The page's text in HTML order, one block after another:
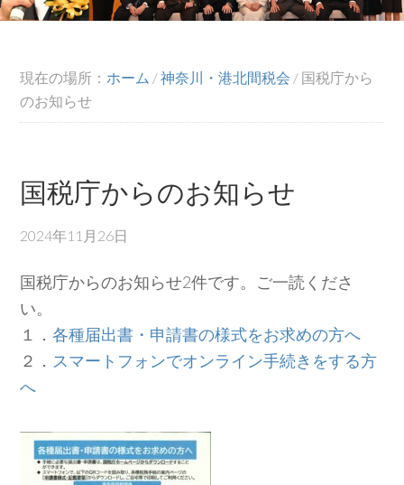
現在の場所： ホーム /神奈川・港北間税会 / 国税庁から
のお知らせ
国税庁からのお知らせ
2024年11月26日
国税庁からのお知らせ2件です。ご一読くださ
い。
１．各種届出書・申請書の様式をお求めの方へ
２． スマートフォンでオンライン手続きをする方
へ